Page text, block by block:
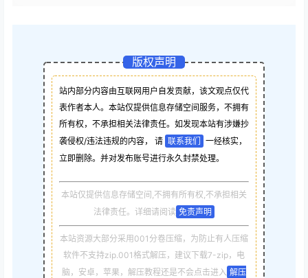
版权声明
站内部分内容由互联网用户自发贡献，该文观点仅代
表作者本人。本站仅提供信息存储空间服务，不拥有
所有权，不承担相关法律责任。如发现本站有涉嫌抄
袭侵权/违法违规的内容， 请 联系我们
一经核实，
立即删除。并对发布账号进行永久封禁处理。
本站仅提供信息存储空间,不拥有所有权,不承担相关
法律责任。详细请阅读 免责声明
本站资源大部分采用001分卷压缩，为防止有人压缩
软件不支持zip.001格式解压，建议下载7-zip，电
脑，安卓，苹果，解压教程还是不会点击进入 解压